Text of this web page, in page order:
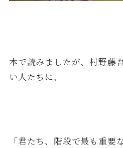
本で読みましたが、村野藤
い人たちに、
「君たち、階段で最も重要